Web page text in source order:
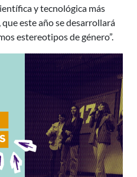
y tecnológica más
este año se desarrollará
estereotipos de género”.